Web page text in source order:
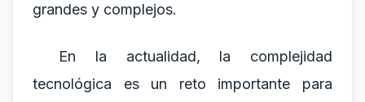
grandes y complejos.
En la actualidad, la complejidad
tecnológica es un reto importante para